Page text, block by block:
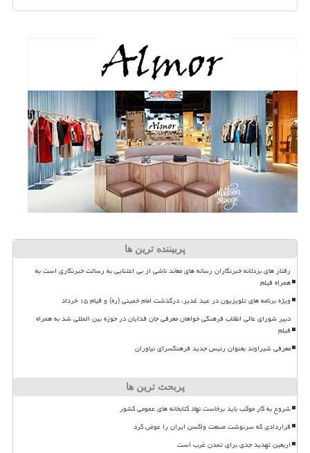
پربیننده ترین ها
رفتار های بزدلانه خبرنگاران رسانه های معاند ناشی از بی اعتنایی به رسالت خبرنگاری است به
همراه فیلم
ویژه برنامه های تلویزیون در عید غدیر، درگذشت امام خمینی (ره) و قیام ۱۵ خرداد
دبیر شورای عالی انقلاب فرهنگی خواهان معرفی جان فدایان در حوزه بین المللی شد به همراه
فیلم
معرفی شیراوند بعنوان رئیس جدید فرهنگسرای نیاوران
پربحث ترین ها
شروع به کار موکب باید برخاست نهاد کتابخانه های عمومی کشور
قراردادی که سرنوشت صنعت واکسن ایران را عوض کرد
اربعین تهدید جدی برای تمدن غرب است